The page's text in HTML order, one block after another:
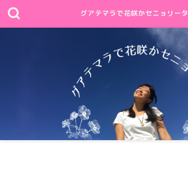
グアテマラで花咲かセニョリータ